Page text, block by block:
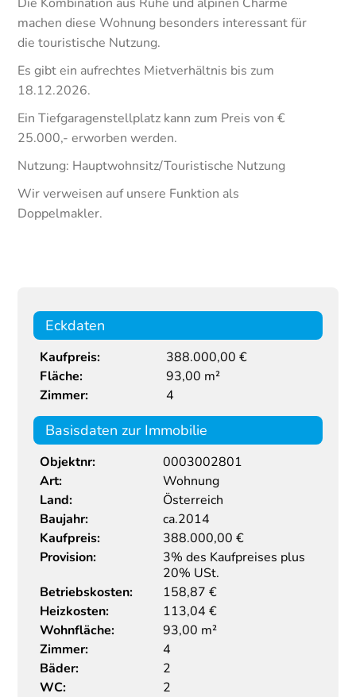
machen diese Wohnung besonders interessant für
die touristische Nutzung.
Es gibt ein aufrechtes Mietverhältnis bis zum
18.12.2026.
Ein Tiefgaragenstellplatz kann zum Preis von €
25.000,- erworben werden.
Nutzung: Hauptwohnsitz/Touristische Nutzung
Wir verweisen auf unsere Funktion als
Doppelmakler.
Eckdaten
Kaufpreis:
388.000,00 €
Fläche:
93,00 m²
Zimmer:
4
Basisdaten zur Immobilie
Objektnr:
0003002801
Art:
Wohnung
Land:
Österreich
Baujahr:
ca.2014
Kaufpreis:
388.000,00 €
Provision:
3% des Kaufpreises plus
20% USt.
Betriebskosten:
158,87 €
Heizkosten:
113,04 €
Wohnfläche:
93,00 m²
Zimmer:
4
Bäder:
2
WC:
2